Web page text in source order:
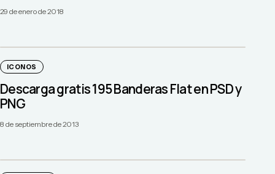
29 de enero de 2018
ICONOS
Descarga gratis 195 Banderas Flat en PSD y
PNG
8 de septiembre de 2013